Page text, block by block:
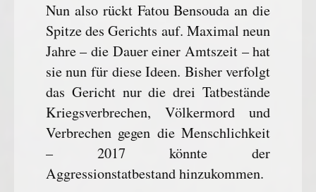
Nun also rückt Fatou Bensouda an die
Spitze des Gerichts auf. Maximal neun
Jahre – die Dauer einer Amtszeit – hat
sie nun für diese Ideen. Bisher verfolgt
das Gericht nur die drei Tatbestände
Kriegsverbrechen, Völkermord und
Verbrechen gegen die Menschlichkeit
– 2017 könnte der
Aggressionstatbestand hinzukommen.